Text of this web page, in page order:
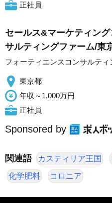
正社員
セールス&マーケティン
サルティングファーム/東
フォーティエンスコンサルティ
東京都
年収～1,000万円
正社員
Sponsored by
関連語 カスティリア王国
化学肥料 コロニア